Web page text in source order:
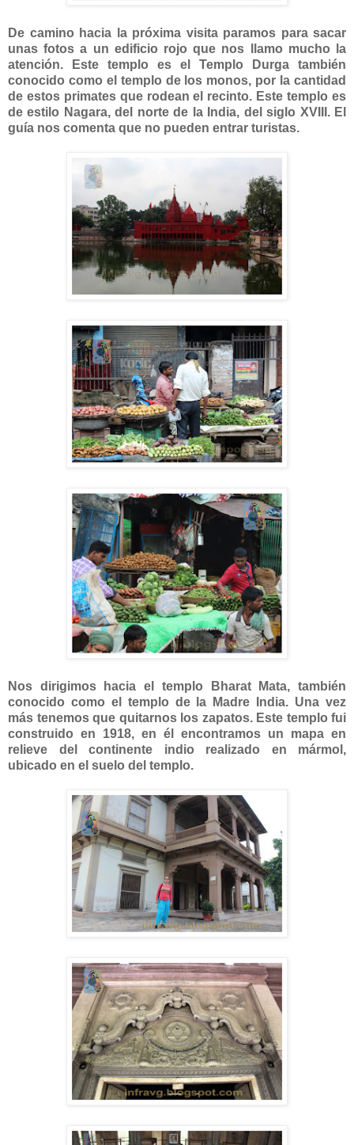
De camino hacia la próxima visita paramos para sacar
unas fotos a un edificio rojo que nos llamo mucho la
atención. Este templo es el Templo Durga también
conocido como el templo de los monos, por la cantidad
de estos primates que rodean el recinto. Este templo es
de estilo Nagara, del norte de la India, del siglo XVIII. El
guía nos comenta que no pueden entrar turistas.
Nos dirigimos hacia el templo Bharat Mata, también
conocido como el templo de la Madre India. Una vez
más tenemos que quitarnos los zapatos. Este templo fui
construido en 1918, en él encontramos un mapa en
relieve del continente indio realizado en mármol,
ubicado en el suelo del templo.